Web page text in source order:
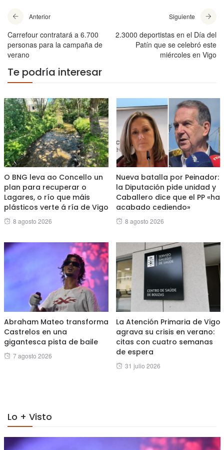
Anterior
Carrefour contratará a 6.700
personas para la campaña de
verano
Siguiente
2.3000 deportistas en el Día del
Patín que se celebró este
miércoles en Vigo
Te podría interesar
O BNG leva ao Concello un
plan para recuperar o
Lagares, o río que máis
plásticos verte á ría de Vigo
Posted
8 agosto 2026
Nueva batalla por Peinador:
la Diputación pide unidad y
Caballero dice que el PP «ha
acabado cediendo»
Posted
8 agosto 2026
Abraham Mateo transforma
Castrelos en una
gigantesca pista de baile
Posted
7 agosto 2026
La Atención Primaria de Vigo
agrava su crisis en verano:
citas con cuatro semanas
de espera
Posted
31 julio 2026
Lo + Visto